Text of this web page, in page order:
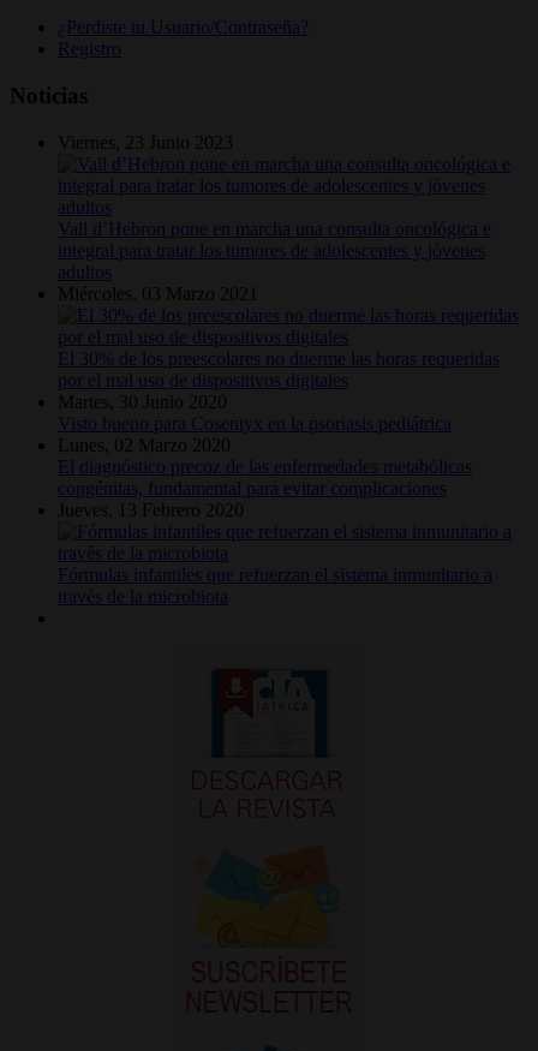
¿Perdiste tu Usuario/Contraseña?
Registro
Noticias
Viernes, 23 Junio 2023
Vall d’Hebron pone en marcha una consulta oncológica e
integral para tratar los tumores de adolescentes y jóvenes
adultos
Miércoles, 03 Marzo 2021
El 30% de los preescolares no duerme las horas requeridas
por el mal uso de dispositivos digitales
Martes, 30 Junio 2020
Visto bueno para Cosentyx en la psoriasis pediátrica
Lunes, 02 Marzo 2020
El diagnóstico precoz de las enfermedades metabólicas
congénitas, fundamental para evitar complicaciones
Jueves, 13 Febrero 2020
Fórmulas infantiles que refuerzan el sistema inmunitario a
través de la microbiota